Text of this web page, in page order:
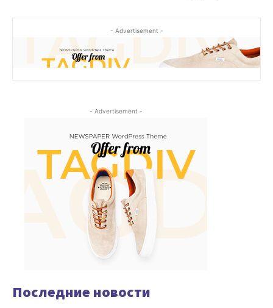
- Advertisement -
- Advertisement -
Последние новости